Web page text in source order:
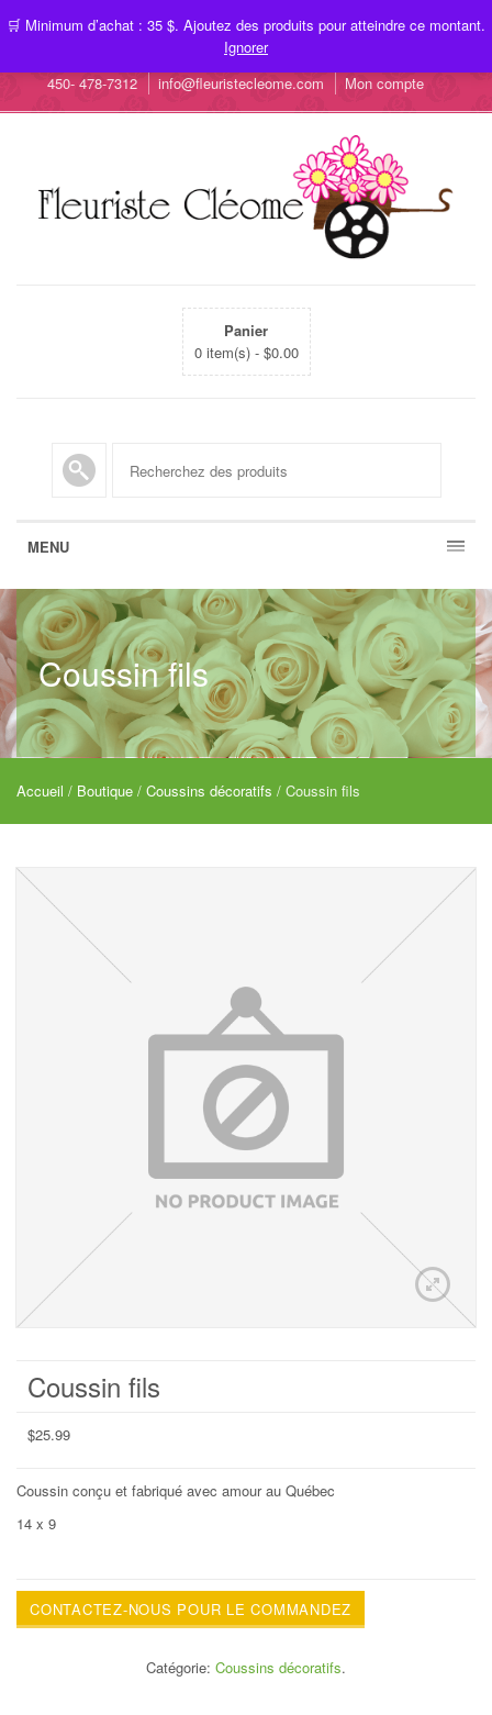
450- 478-7312 info@fleuristecleome.com Mon compte
Panier
0 item(s) - $0.00
MENU
Coussin fils
Accueil / Boutique / Coussins décoratifs / Coussin fils
Coussin fils
$25.99
Coussin conçu et fabriqué avec amour au Québec
14 x 9
CONTACTEZ-NOUS POUR LE COMMANDEZ
Catégorie: Coussins décoratifs.
🛒 Minimum d’achat : 35 $. Ajoutez des produits pour atteindre ce montant.
Ignorer